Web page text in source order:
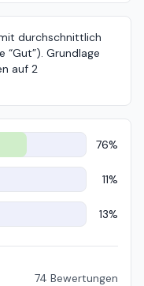
durchschnittlich
Grundlage
auf 2
76%
11%
13%
74 Bewertungen